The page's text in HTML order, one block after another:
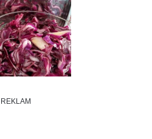
REKLAM